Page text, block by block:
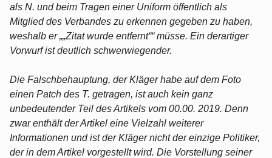
als N. und beim Tragen einer Uniform öffentlich als
Mitglied des Verbandes zu erkennen gegeben zu haben,
weshalb er „„Zitat wurde entfernt““ müsse. Ein derartiger
Vorwurf ist deutlich schwerwiegender.
Die Falschbehauptung, der Kläger habe auf dem Foto
einen Patch des T. getragen, ist auch kein ganz
unbedeutender Teil des Artikels vom 00.00. 2019. Denn
zwar enthält der Artikel eine Vielzahl weiterer
Informationen und ist der Kläger nicht der einzige Politiker,
der in dem Artikel vorgestellt wird. Die Vorstellung seiner